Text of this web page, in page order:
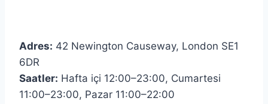
Adres: 42 Newington Causeway, London SE1
6DR
Saatler: Hafta içi 12:00–23:00, Cumartesi
11:00–23:00, Pazar 11:00–22:00